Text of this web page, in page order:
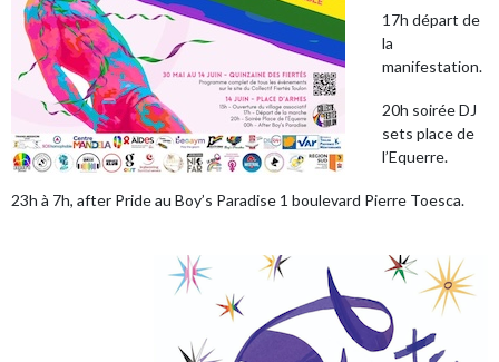
17h départ de
la
manifestation.
20h soirée DJ
sets place de
l’Equerre.
23h à 7h, after Pride au Boy’s Paradise 1 boulevard Pierre Toesca.